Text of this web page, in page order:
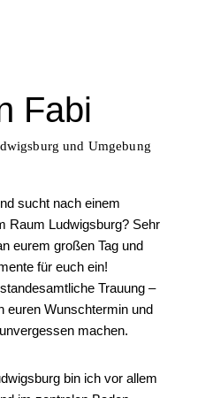
Fabi
und Umgebung
sucht nach einem
Raum Ludwigsburg? Sehr
eurem großen Tag und
für euch ein!
Trauung –
euren Wunschtermin und
machen.
bin ich vor allem